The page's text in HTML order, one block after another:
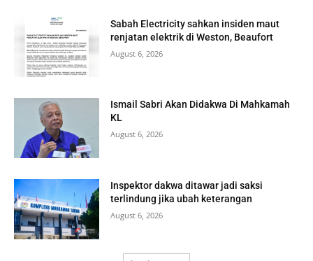
Sabah Electricity sahkan insiden maut
renjatan elektrik di Weston, Beaufort
August 6, 2026
Ismail Sabri Akan Didakwa Di Mahkamah
KL
August 6, 2026
Inspektor dakwa ditawar jadi saksi
terlindung jika ubah keterangan
August 6, 2026